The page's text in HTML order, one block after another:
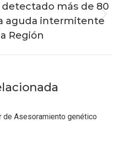
Publicación
siguiente:
detectado más de 80
aguda intermitente
Región
de Asesoramiento genético